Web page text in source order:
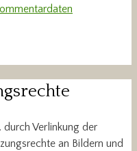
Verlinkung der
an Bildern und